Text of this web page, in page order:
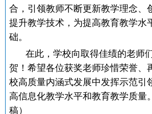
合，引领教师不断更新教学理念、
提升教学技术，为提高教育教学水
础。
在此，学校向取得佳绩的老师
贺！希望各位获奖老师珍惜荣誉、
校高质量内涵式发展中发挥示范引
高信息化教学水平和教育教学质量
稿）